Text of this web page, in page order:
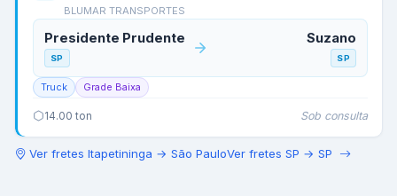
BLUMAR TRANSPORTES
Presidente Prudente
SP
Suzano
SP
Truck Grade Baixa
14.00 ton Sob consulta
Ver fretes Itapetininga → São PauloVer fretes SP → SP